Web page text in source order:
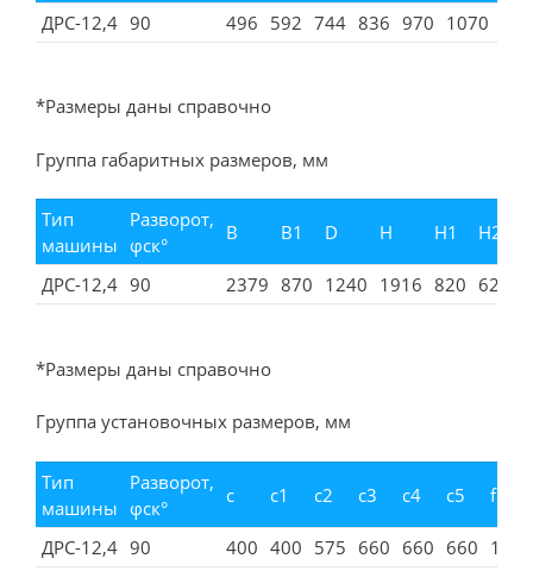
ДРС-12,4 90 496 592 744 836 970 1070
*Размеры даны справочно
Группа габаритных размеров, мм
Тип
машины
Разворот,
φск°
B B1 D H H1 H2
ДРС-12,4 90 2379 870 1240 1916 820 620
*Размеры даны справочно
Группа установочных размеров, мм
Тип
машины
Разворот,
φск°
c c1 c2 c3 c4 с5 f
ДРС-12,4 90 400 400 575 660 660 660 1034